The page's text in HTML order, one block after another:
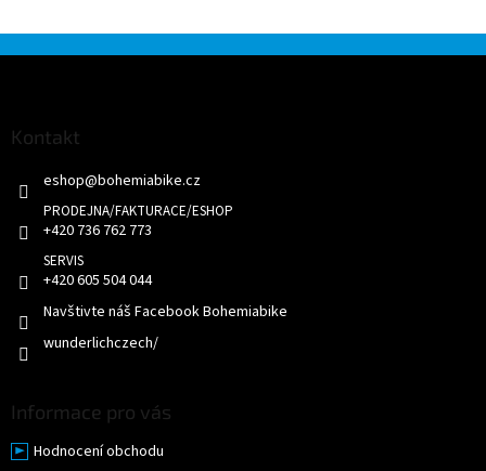
Kontakt
eshop@bohemiabike.cz
+420 736 762 773
+420 605 504 044
Navštivte náš Facebook Bohemiabike
wunderlichczech/
Informace pro vás
Hodnocení obchodu